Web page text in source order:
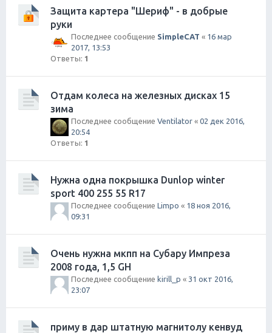
Защита картера "Шериф" - в добрые
руки
Последнее сообщение SimpleCAT « 16 мар
2017, 13:53
Ответы: 1
Отдам колеса на железных дисках 15
зима
Последнее сообщение Ventilator « 02 дек 2016,
20:54
Ответы: 1
Нужна одна покрышка Dunlop winter
sport 400 255 55 R17
Последнее сообщение Limpo « 18 ноя 2016,
09:31
Очень нужна мкпп на Субару Импреза
2008 года, 1,5 GH
Последнее сообщение kirill_p « 31 окт 2016,
23:07
приму в дар штатную магнитолу кенвуд